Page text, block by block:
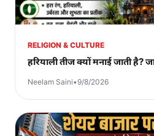
RELIGION & CULTURE
हरियाली तीज क्यों मनाई जाती है?
Neelam Saini•9/8/2026